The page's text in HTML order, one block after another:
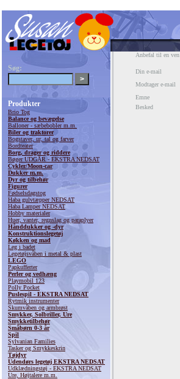
Søg:
Produkter
Brio Tog
Balance og bevægelse
Balloner - sæbebobler m.m.
Biler og traktorer
Bogstaver, ur, tal og farver
Bordteater
Borg, drager og riddere
Bøger UDGÅR - EKSTRA NEDSAT
Cykler/Moon-car
Dukker m.m.
Dyr og tilbehør
Figurer
Fødselsdagstog
Haba gulvtæpper NEDSAT
Haba Lamper NEDSAT
Hobby materialer
Huer, vanter, regnslag og paraplyer
Hånddukker og -dyr
Konstruktionslegetøj
Køkken og mad
Leg i badet
Legetøjsvåben i metal & plast
LEGO
Papkufferter
Perler og vedhæng
Playmobil 123
Polly Pocket
Puslespil - EKSTRA NEDSAT
Rytmik instrumenter
Skumvåben og armbrøst
Smykker, Solbriller, Ure
Smykketilbehør
Småbørn 0-3 år
Spil
Sylvanian Families
Tasker og Smykkeskrin
Tøjdyr
Udendørs legetøj EKSTRA NEDSAT
Udklædningstøj - EKSTRA NEDSAT
Ure, Højtalere m.m.
Anbefal til en ven
Din e-mail
Modtager e-mail
Emne
Besked